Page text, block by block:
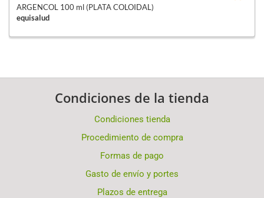
ARGENCOL 100 ml (PLATA COLOIDAL)
equisalud
Condiciones de la tienda
Condiciones tienda
Procedimiento de compra
Formas de pago
Gasto de envío y portes
Plazos de entrega